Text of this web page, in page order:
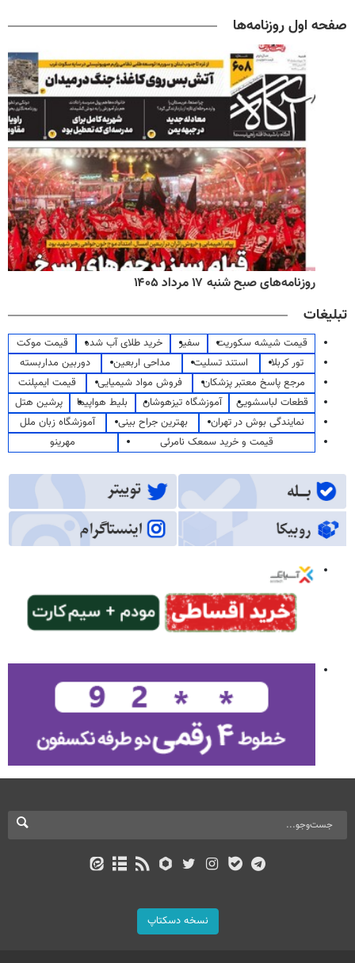
صفحه اول روزنامه‌ها
روزنامه‌های صبح شنبه ۱۷ مرداد ۱۴۰۵
تبلیغات
قیمت شیشه سکوریت سفیر خرید طلای آب شده
قیمت موکت
تور کربلا
استند تسلیت مداحی اربعین
دوربین مداربسته
مرجع پاسخ معتبر پزشکان
فروش مواد شیمیایی
قیمت ایمپلنت
قطعات لباسشویی
آموزشگاه تیزهوشان بلیط هواپیما
پرشین هتل
نمایندگی بوش در تهران
بهترین جراح بینی
آموزشگاه زبان ملل
قیمت و خرید سمعک نامرئی
مهرینو
نسخه دسکتاپ